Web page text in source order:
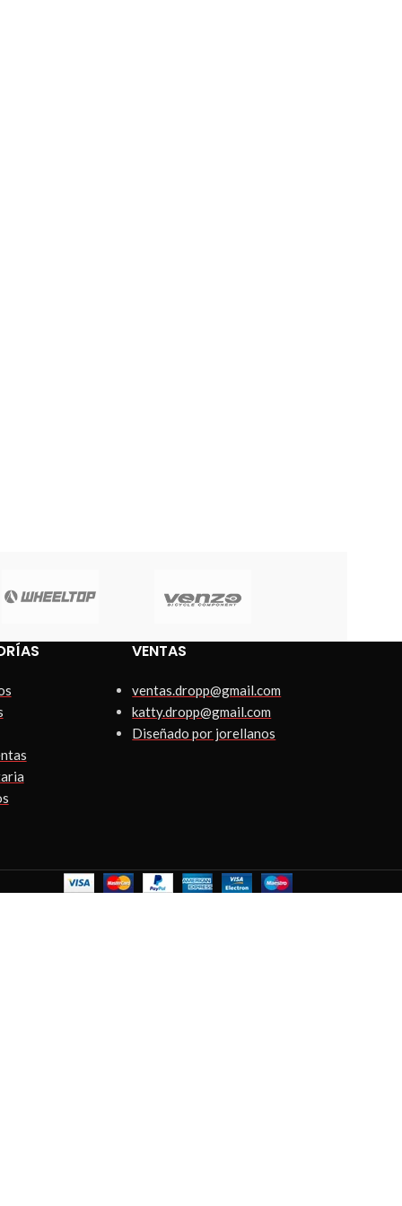
VENTAS
ventas.dropp@gmail.com
katty.dropp@gmail.com
Diseñado por jorellanos